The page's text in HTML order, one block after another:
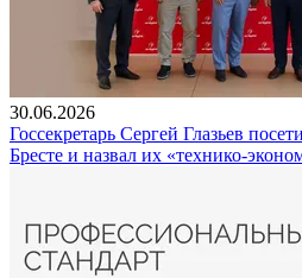
30.06.2026
Госсекретарь Сергей Глазьев
Бресте и назвал их «технико-